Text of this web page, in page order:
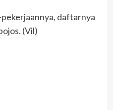
daftarnya
(Vil)